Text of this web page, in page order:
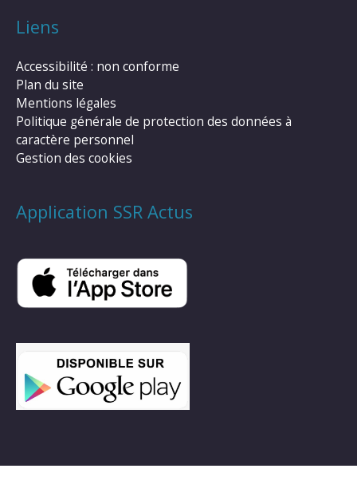
Liens
Accessibilité : non conforme
Plan du site
Mentions légales
Politique générale de protection des données à
caractère personnel
Gestion des cookies
Application SSR Actus